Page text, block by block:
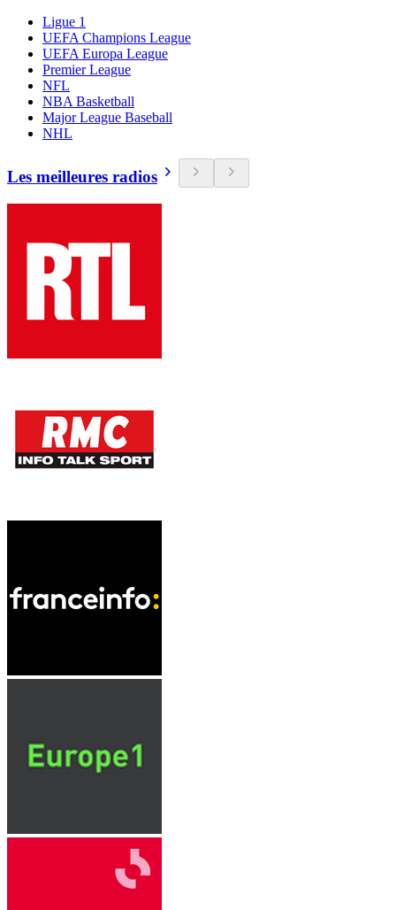
Ligue 1
UEFA Champions League
UEFA Europa League
Premier League
NFL
NBA Basketball
Major League Baseball
NHL
Les meilleures radios